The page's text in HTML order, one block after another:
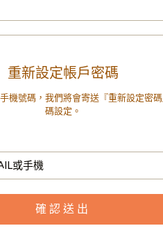
重新設定帳戶密碼
機號碼，我們將會寄送『重新設定密
碼設定。
確認送出